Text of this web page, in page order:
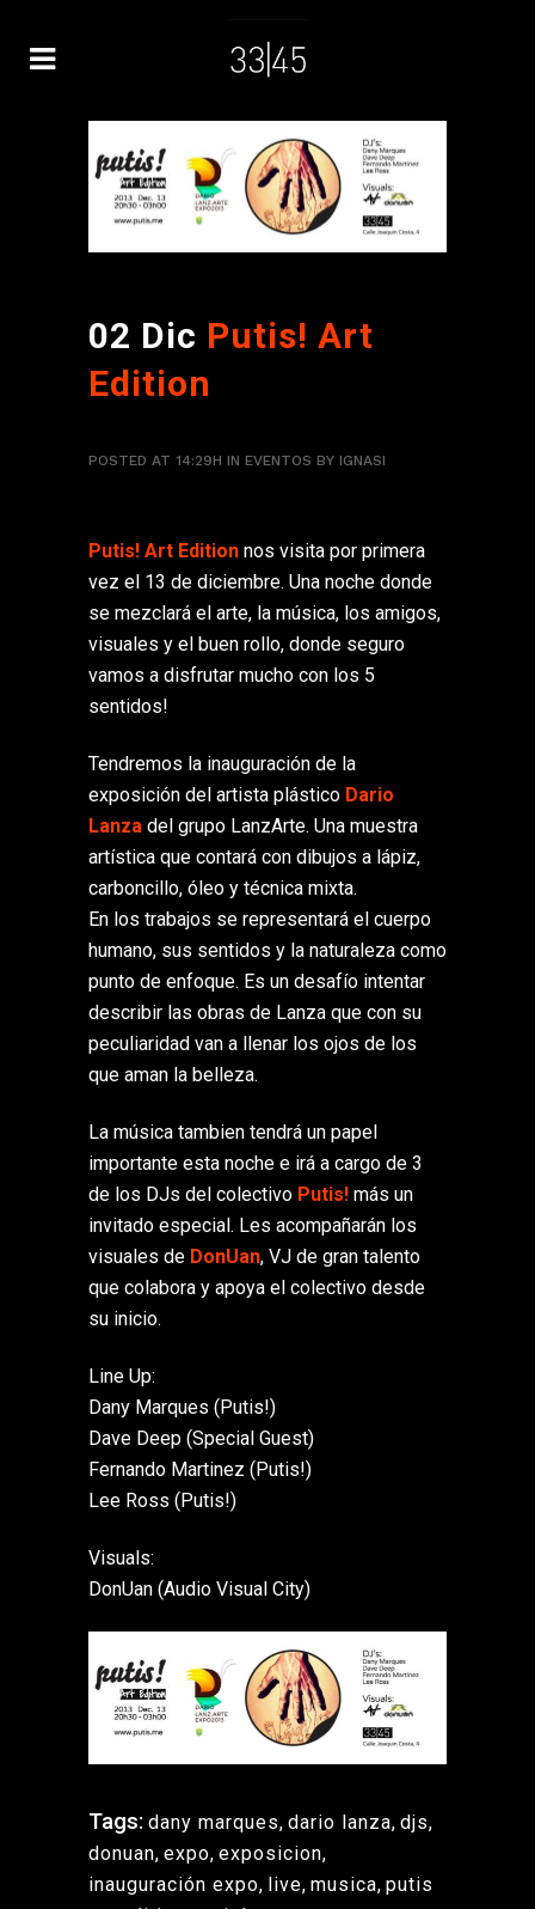
02 Dic Putis! Art
Edition
POSTED AT 14:29H IN EVENTOS BY IGNASI
Putis! Art Edition nos visita por primera
vez el 13 de diciembre. Una noche donde
se mezclará el arte, la música, los amigos,
visuales y el buen rollo, donde seguro
vamos a disfrutar mucho con los 5
sentidos!
Tendremos la inauguración de la
exposición del artista plástico Dario
Lanza del grupo LanzArte. Una muestra
artística que contará con dibujos a lápiz,
carboncillo, óleo y técnica mixta.
En los trabajos se representará el cuerpo
humano, sus sentidos y la naturaleza como
punto de enfoque. Es un desafío intentar
describir las obras de Lanza que con su
peculiaridad van a llenar los ojos de los
que aman la belleza.
La música tambien tendrá un papel
importante esta noche e irá a cargo de 3
de los DJs del colectivo Putis! más un
invitado especial. Les acompañarán los
visuales de DonUan, VJ de gran talento
que colabora y apoya el colectivo desde
su inicio.
Line Up:
Dany Marques (Putis!)
Dave Deep (Special Guest)
Fernando Martinez (Putis!)
Lee Ross (Putis!)
Visuals:
DonUan (Audio Visual City)
Tags: dany marques, dario lanza, djs,
donuan, expo, exposicion,
inauguración expo, live, musica, putis